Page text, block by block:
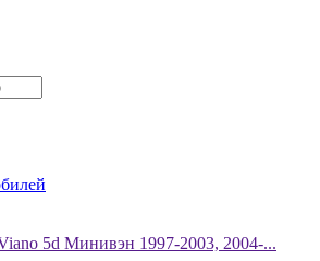
5d Минивэн 1997-2003, 2004-...